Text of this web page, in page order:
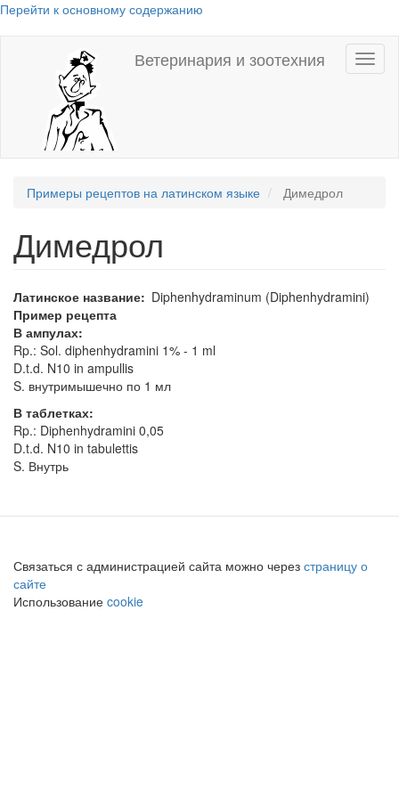
Перейти к основному содержанию
Ветеринария и зоотехния
Примеры рецептов на латинском языке Димедрол
Димедрол
Латинское название
Diphenhydraminum (Diphenhydramini)
Пример рецепта
В ампулах:
Rp.: Sol. diphenhydramini 1% - 1 ml
D.t.d. N10 in ampullis
S. внутримышечно по 1 мл
В таблетках:
Rp.: Diphenhydramini 0,05
D.t.d. N10 in tabulettis
S. Внутрь
Связаться с администрацией сайта можно через страницу о
сайте
Использование cookie